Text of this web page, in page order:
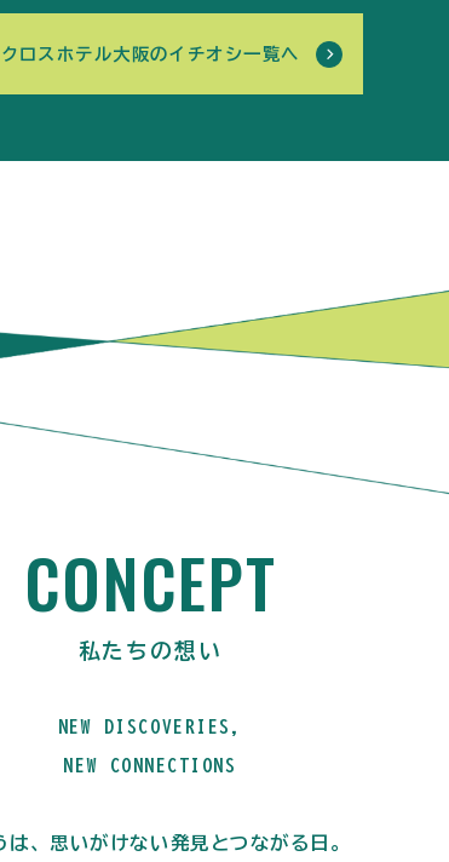
クロスホテル大阪のイチオシ一覧へ
CONCEPT
私たちの想い
NEW DISCOVERIES,
NEW CONNECTIONS
は、思いがけない発見とつながる日。